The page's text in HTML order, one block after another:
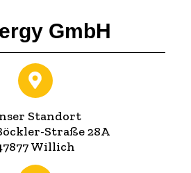
GmbH
Standort
Straße 28A
Willich